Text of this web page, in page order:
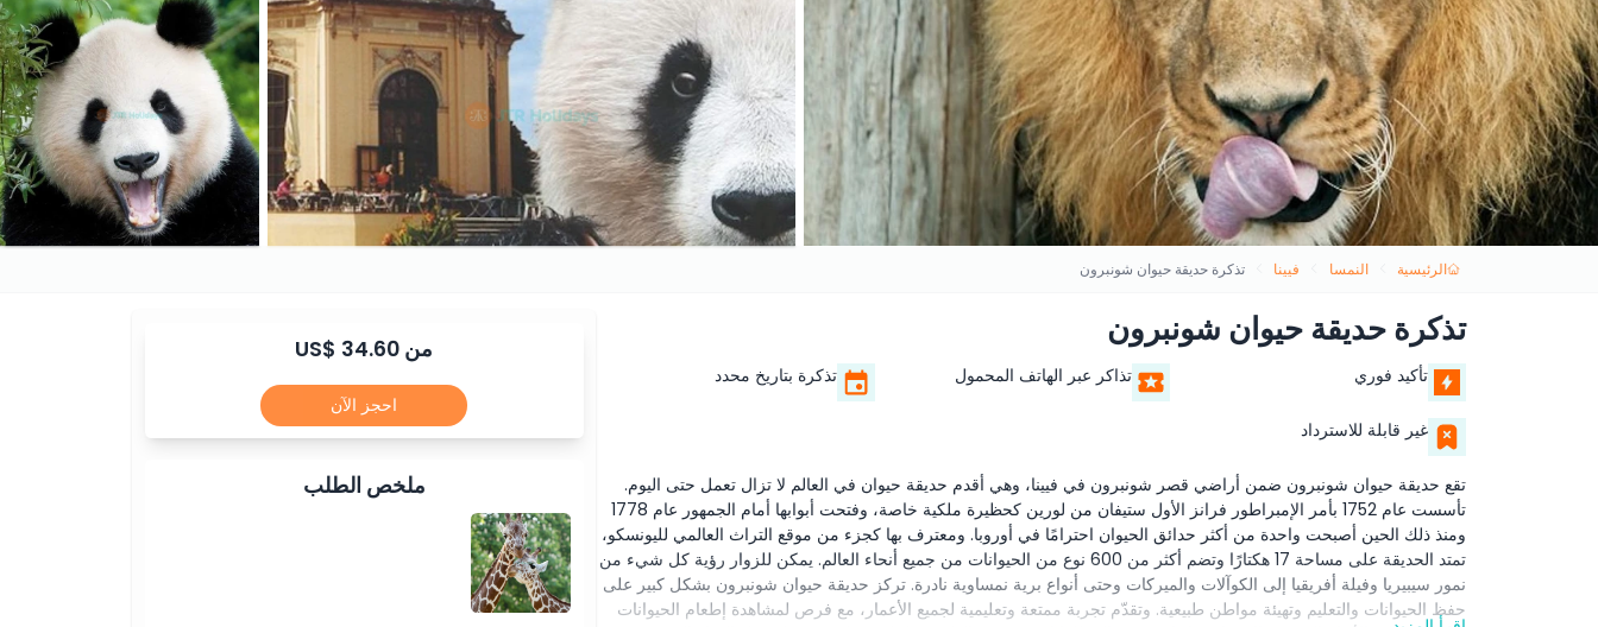
الرئيسية النمسا فيينا تذكرة حديقة حيوان شونبرون
تذكرة حديقة حيوان شونبرون
تأكيد فوري تذاكر عبر الهاتف المحمول تذكرة بتاريخ محدد
غير قابلة للاسترداد
تقع حديقة حيوان شونبرون ضمن أراضي قصر شونبرون في فيينا، وهي أقدم حديقة حيوان في العالم لا تزال تعمل حتى اليوم.
تأسست عام 1752 بأمر الإمبراطور فرانز الأول ستيفان من لورين كحظيرة ملكية خاصة، وفتحت أبوابها أمام الجمهور عام 1778
ومنذ ذلك الحين أصبحت واحدة من أكثر حدائق الحيوان احترامًا في أوروبا. ومعترف بها كجزء من موقع التراث العالمي لليونسكو،
تمتد الحديقة على مساحة 17 هكتارًا وتضم أكثر من 600 نوع من الحيوانات من جميع أنحاء العالم. يمكن للزوار رؤية كل شيء من
نمور سيبيريا وفيلة أفريقيا إلى الكوآلات والميركات وحتى أنواع برية نمساوية نادرة. تركز حديقة حيوان شونبرون بشكل كبير على
حفظ الحيوانات والتعليم وتهيئة مواطن طبيعية. وتقدّم تجربة ممتعة وتعليمية لجميع الأعمار، مع فرص لمشاهدة إطعام الحيوانات
من US$ 34.60
احجز الآن
ملخص الطلب